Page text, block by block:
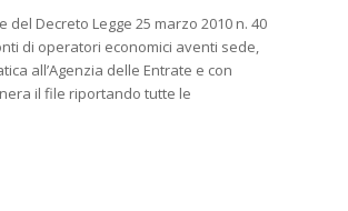
Decreto Legge 25 marzo 2010 n. 40
di operatori economici aventi sede,
all’Agenzia delle Entrate e con
il file riportando tutte le